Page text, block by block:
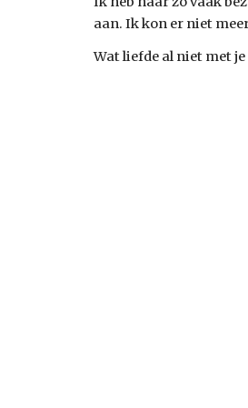
aan. Ik kon er niet
Wat liefde al niet met je